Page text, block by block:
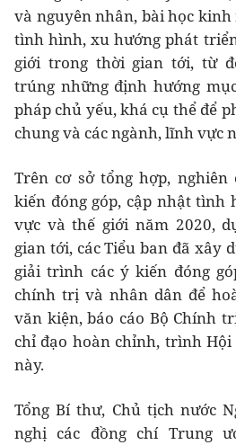
và nguyên nhân, bài học
tình hình, xu hướng phát
giới trong thời gian tới, từ
trúng những định hướng
pháp chủ yếu, khá cụ thể để
chung và các ngành, lĩnh vực
Trên cơ sở tổng hợp,
kiến đóng góp, cập nhật tình
vực và thế giới năm 2020,
gian tới, các Tiểu ban đã xây
giải trình các ý kiến đóng
chính trị và nhân dân để
văn kiện, báo cáo Bộ Chính
chỉ đạo hoàn chỉnh, trình
này.
Tổng Bí thư, Chủ tịch nước
nghị các đồng chí Trung